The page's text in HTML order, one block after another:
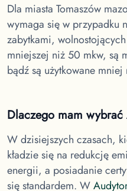
Dla miasta Tomaszów
wymaga się w przypadku
zabytkami,
mniejszej niż 50 mkw, są
bądź są użytkowane
Dlaczego mam
W dzisiejszych czasach,
kładzie się na redukcję
energii, a posiadanie
się standardem. W